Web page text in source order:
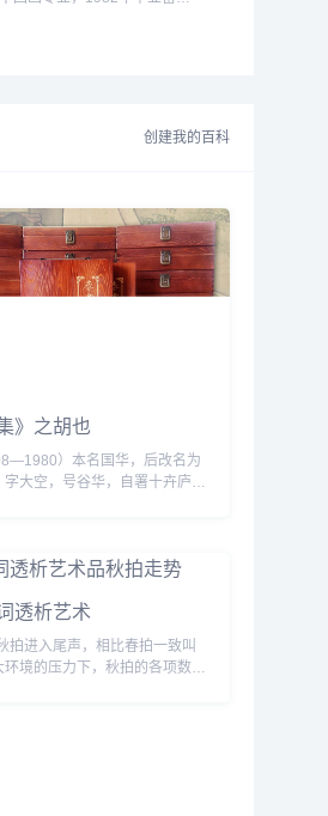
创建我的百科
》之胡也
）本名国华，后改名为
字大空，号谷华，自署十卉庐
透析艺术
进入尾声，相比春拍一致叫
环境的压力下，秋拍的各项数据